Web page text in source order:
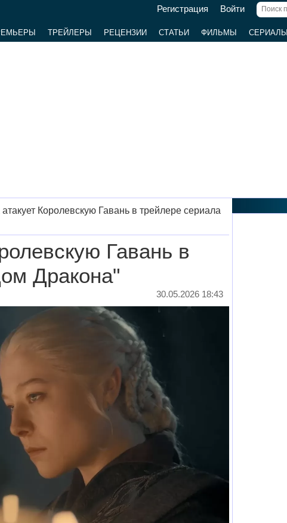
Регистрация Войти
ТРЕЙЛЕРЫ РЕЦЕНЗИИ СТАТЬИ ФИЛЬМЫ СЕРИАЛЫ
Королевскую Гавань в трейлере сериала
Гавань в
Дракона"
30.05.2026 18:43